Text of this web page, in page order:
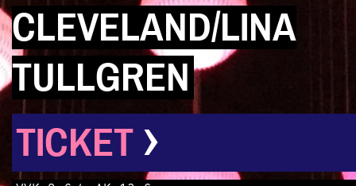
CLEVELAND/LINA
TULLGREN
TICKET ›